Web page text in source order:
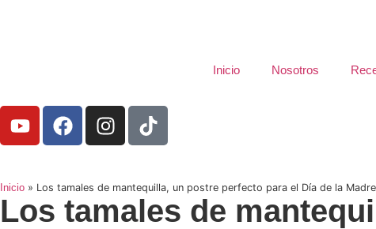
Inicio Nosotros
Inicio » Los tamales de mantequilla, un postre perfecto para el Día de la Madre
Los tamales de